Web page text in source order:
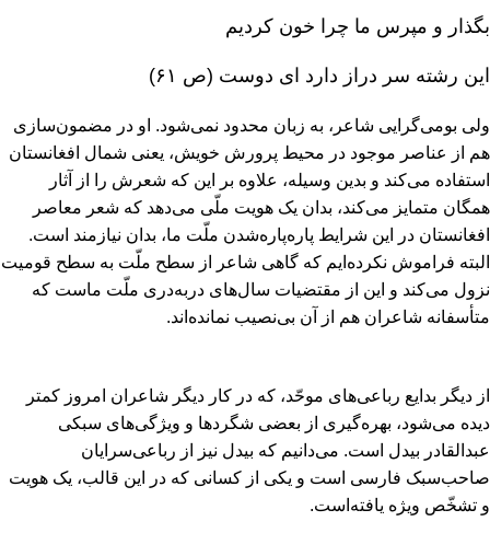
بگذار و مپرس ما چرا خون کردیم‌
این رشته سر دراز دارد ای دوست (‌ص ۶۱)
ولی بومی‌گرایی شاعر، به زبان محدود نمی‌شود. او در مضمون‌سازی
هم از عناصر موجود در محیط پرورش خویش‌، یعنی شمال افغانستان
استفاده می‌کند و بدین وسیله‌، علاوه بر این که شعرش را از آثار
همگان متمایز می‌کند، بدان یک هویت ملّی می‌دهد که شعر معاصر
افغانستان در این شرایط پاره‌پاره‌شدن ملّت ما، بدان نیازمند است‌.
البته فراموش نکرده‌ایم که گاهی شاعر از سطح ملّت به سطح قومیت
نزول می‌کند و این از مقتضیات سال‌های دربه‌دری ملّت ماست که
متأسفانه شاعران هم از آن بی‌نصیب نمانده‌اند.
از دیگر بدایع رباعی‌های موحّد، که در کار دیگر شاعران امروز کمتر
دیده می‌شود، بهره‌گیری از بعضی شگردها و ویژگی‌های سبکی
عبدالقادر بیدل است‌. می‌دانیم که بیدل نیز از رباعی‌سرایان
صاحب‌سبک فارسی است و یکی از کسانی که در این قالب‌، یک هویت
و تشخّص ویژه یافته‌است‌.